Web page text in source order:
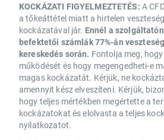
KOCKÁZATI FIGYELMEZTETÉS: A
a tőkeáttétel miatt a hirtelen
kockázatával jár. Ennél a
befektetői számlák 77%-án
kereskedés során. Fontolja meg,
működését és hogy megengedheti-e
magas kockázatát. Kérjük, ne
amennyit kész elveszíteni. Kérjük,
hogy teljes mértékben megértette a
kockázatokat és elolvasta a teljes
nyilatkozatot.